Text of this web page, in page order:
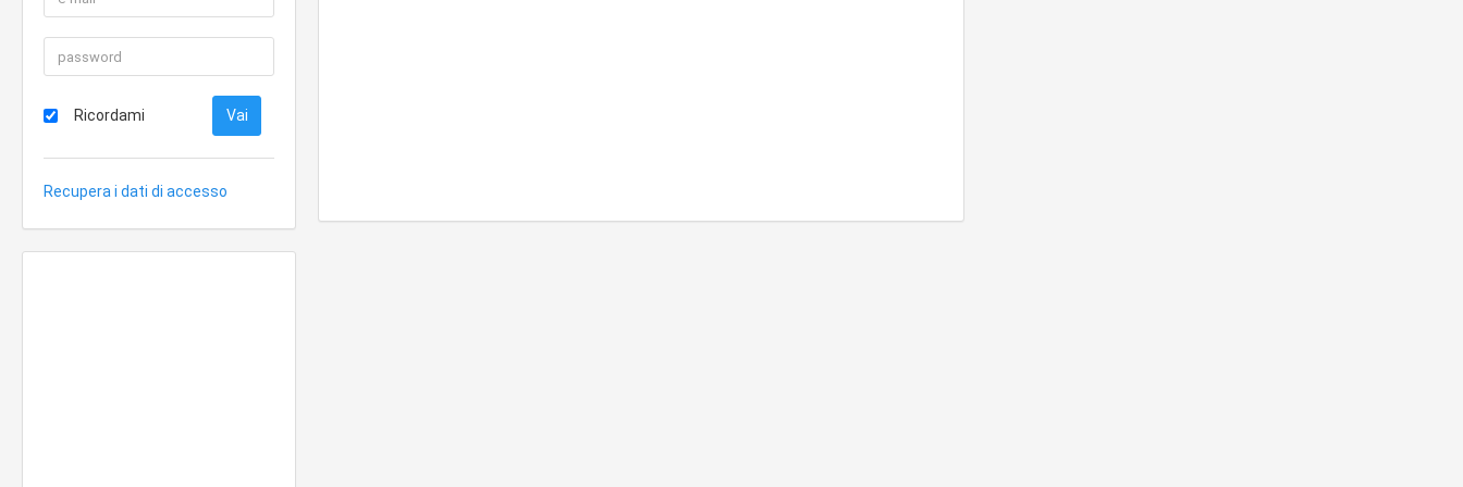
Ricordami
Recupera i dati di accesso